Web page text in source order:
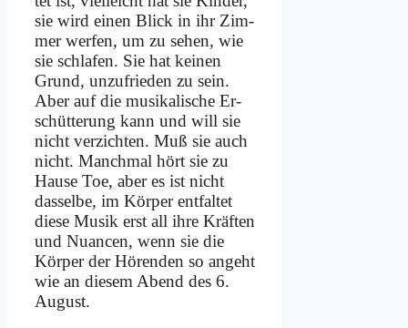
sie wird ei­nen Blick in ihr Zim­
mer wer­fen, um zu se­hen, wie
sie schla­fen. Sie hat kei­nen
Grund, un­zu­frie­den zu sein.
Aber auf die mu­si­ka­li­sche Er­
schüt­te­rung kann und will sie
nicht ver­zich­ten. Muß sie auch
nicht. Manch­mal hört sie zu
Hau­se Toe, aber es ist nicht
das­sel­be, im Kör­per ent­fal­tet
die­se Mu­sik erst all ih­re Kräf­ten
und Nu­an­cen, wenn sie die
Kör­per der Hö­ren­den so an­geht
wie an die­sem Abend des 6.
Au­gust.